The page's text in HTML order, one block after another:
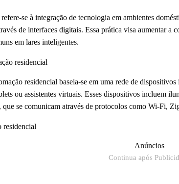
se à integração de tecnologia em ambientes
de interfaces digitais. Essa prática visa aumentar a
em lares inteligentes.
residencial
residencial baseia-se em uma rede de
ou assistentes virtuais. Esses dispositivos incluem
que se comunicam através de protocolos como Wi-Fi,
residencial
Anúncios
Continua após